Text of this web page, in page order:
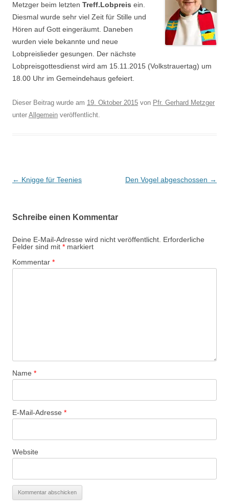
Metzger beim letzten Treff.Lobpreis ein.
Diesmal wurde sehr viel Zeit für Stille und
Hören auf Gott eingeräumt. Daneben
wurden viele bekannte und neue
Lobpreislieder gesungen. Der nächste
Lobpreisgottesdienst wird am 15.11.2015 (Volkstrauertag) um
18.00 Uhr im Gemeindehaus gefeiert.
Dieser Beitrag wurde am 19. Oktober 2015 von Pfr. Gerhard Metzger
unter Allgemein veröffentlicht.
Beitragsnavigation
← Knigge für Teenies Den Vogel abgeschossen →
Schreibe einen Kommentar
Deine E-Mail-Adresse wird nicht veröffentlicht. Erforderliche
Felder sind mit * markiert
Kommentar *
Name *
E-Mail-Adresse *
Website